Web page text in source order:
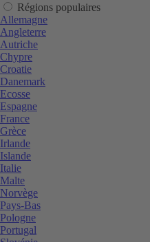
Régions populaires
Allemagne
Angleterre
Autriche
Chypre
Croatie
Danemark
Ecosse
Espagne
France
Grèce
Irlande
Islande
Italie
Malte
Norvège
Pays-Bas
Pologne
Portugal